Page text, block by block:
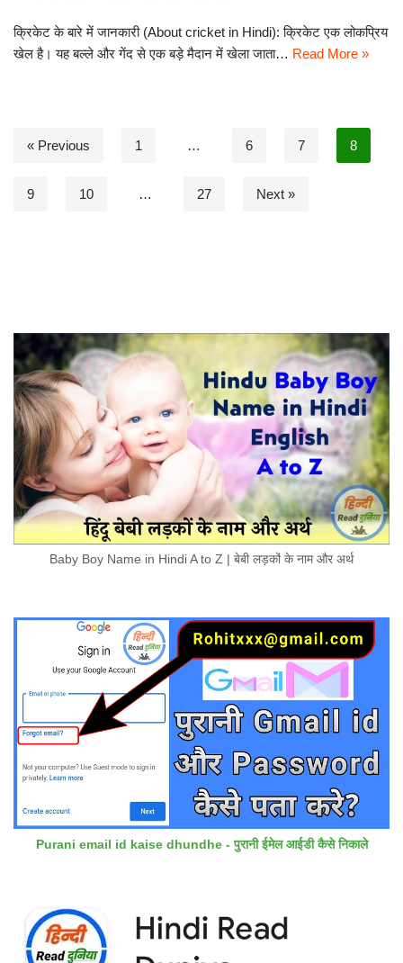
क्रिकेट के बारे में जानकारी (About cricket in Hindi): क्रिकेट एक लोकप्रिय
खेल है। यह बल्ले और गेंद से एक बड़े मैदान में खेला जाता… Read More »
« Previous 1 … 6 7 8
9 10 … 27 Next »
Baby Boy Name in Hindi A to Z | बेबी लड़कों के नाम और अर्थ
Purani email id kaise dhundhe - पुरानी ईमेल आईडी कैसे निकाले